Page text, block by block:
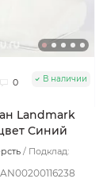
0 В наличии
Landmark
Синий
56
Подклад: